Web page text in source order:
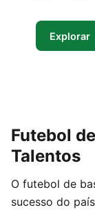
Explorar
Futebol
Talentos
O futebol de
sucesso do